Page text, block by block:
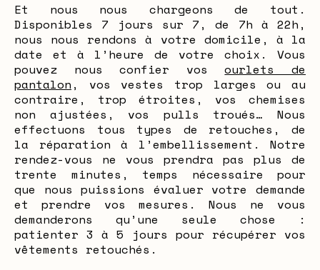
Et nous nous chargeons de tout.
Disponibles 7 jours sur 7, de 7h à 22h,
nous nous rendons à votre domicile, à la
date et à l’heure de votre choix. Vous
pouvez nous confier vosourlets de
pantalon , vos vestes trop larges ou au
contraire, trop étroites, vos chemises
non ajustées, vos pulls troués… Nous
effectuons tous types de retouches, de
la réparation à l’embellissement. Notre
rendez-vous ne vous prendra pas plus de
trente minutes, temps nécessaire pour
que nous puissions évaluer votre demande
et prendre vos mesures. Nous ne vous
demanderons qu’une seule chose :
patienter 3 à 5 jours pour récupérer vos
vêtements retouchés.